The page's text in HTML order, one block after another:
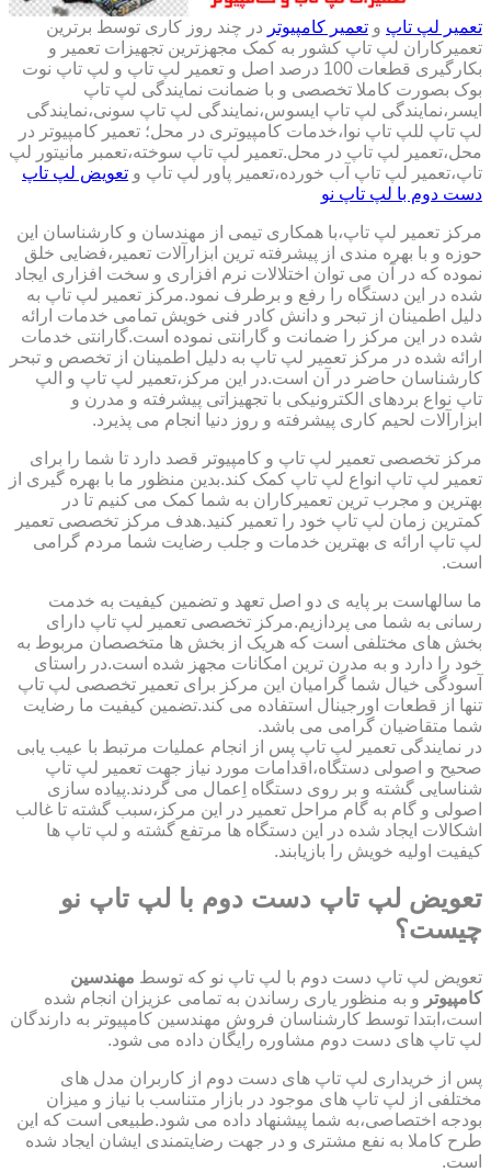
تعمیر لپ تاپ و تعمیر کامپیوتر در چند روز کاری توسط برترین
تعمیرکاران لپ تاپ کشور به کمک مجهزترین تجهیزات تعمیر و
بکارگیری قطعات 100 درصد اصل و تعمیر لپ تاپ و لپ تاپ نوت
بوک بصورت کاملا تخصصی و با ضمانت نمایندگی لپ تاپ
ایسر،نمایندگی لپ تاپ ایسوس،نمایندگی لپ تاپ سونی،نمایندگی
لپ تاپ للپ تاپ نوا،خدمات کامپیوتری در محل؛ تعمیر کامپیوتر در
محل،تعمیر لپ تاپ در محل.تعمیر لپ تاپ سوخته،تعمبر مانیتور لپ
تاپ،تعمیر لپ تاپ آب خورده،تعمیر پاور لپ تاپ و تعویض لپ تاپ
دست دوم با لپ تاپ نو
مرکز تعمیر لپ تاپ،با همکاری تیمی از مهندسان و کارشناسان این
حوزه و با بهره مندی از پیشرفته ترین ابزارآلات تعمیر،فضایی خلق
نموده که در آن می توان اختلالات نرم افزاری و سخت افزاری ایجاد
شده در این دستگاه را رفع و برطرف نمود.مرکز تعمیر لپ تاپ به
دلیل اطمینان از تبحر و دانش کادر فنی خویش تمامی خدمات ارائه
شده در این مرکز را ضمانت و گارانتی نموده است.گارانتی خدمات
ارائه شده در مرکز تعمیر لپ تاپ به دلیل اطمینان از تخصص و تبحر
کارشناسان حاضر در آن است.در این مرکز،تعمیر لپ تاپ و الپ
تاپ نواع بردهای الکترونیکی با تجهیزاتی پیشرفته و مدرن و
ابزارآلات لحیم کاری پیشرفته و روز دنیا انجام می پذیرد.
مرکز تخصصی تعمیر لپ تاپ و کامپیوتر قصد دارد تا شما را برای
تعمیر لپ تاپ انواع لپ تاپ کمک کند.بدین منظور ما با بهره گیری از
بهترین و مجرب ترین تعمیرکاران به شما کمک می کنیم تا در
کمترین زمان لپ تاپ خود را تعمیر کنید.هدف مرکز تخصصی تعمیر
لپ تاپ ارائه ی بهترین خدمات و جلب رضایت شما مردم گرامی
است.
ما سالهاست بر پایه ی دو اصل تعهد و تضمین کیفیت به خدمت
رسانی به شما می پردازیم.مرکز تخصصی تعمیر لپ تاپ دارای
بخش های مختلفی است که هریک از بخش ها متخصصان مربوط به
خود را دارد و به مدرن ترین امکانات مجهز شده است.در راستای
آسودگی خیال شما گرامیان این مرکز برای تعمیر تخصصی لپ تاپ
تنها از قطعات اورجینال استفاده می کند.تضمین کیفیت ما رضایت
شما متقاضیان گرامی می باشد.
در نمایندگی تعمیر لپ تاپ پس از انجام عملیات مرتبط با عیب یابی
صحیح و اصولی دستگاه،اقدامات مورد نیاز جهت تعمیر لپ تاپ
شناسایی گشته و بر روی دستگاه اِعمال می گردند.پیاده سازی
اصولی و گام به گام مراحل تعمیر در این مرکز،سبب گشته تا غالب
اشکالات ایجاد شده در این دستگاه ها مرتفع گشته و لپ تاپ ها
کیفیت اولیه خویش را بازیابند.
تعویض لپ تاپ دست دوم با لپ تاپ نو
چیست؟
تعویض لپ تاپ دست دوم با لپ تاپ نو که توسط مهندسین
کامپیوتر و به منظور یاری رساندن به تمامی عزیزان انجام شده
است،ابتدا توسط کارشناسان فروش مهندسین کامپیوتر به دارندگان
لپ تاپ های دست دوم مشاوره رایگان داده می شود.
پس از خریداری لپ تاپ های دست دوم از کاربران مدل های
مختلفی از لپ تاپ های موجود در بازار متناسب با نیاز و میزان
بودجه اختصاصی،به شما پیشنهاد داده می شود.طبیعی است که این
طرح کاملا به نفع مشتری و در جهت رضایتمندی ایشان ایجاد شده
است.